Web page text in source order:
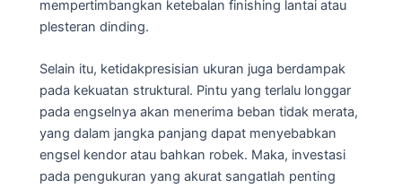
mempertimbangkan ketebalan finishing lantai atau
plesteran dinding.
Selain itu, ketidakpresisian ukuran juga berdampak
pada kekuatan struktural. Pintu yang terlalu longgar
pada engselnya akan menerima beban tidak merata,
yang dalam jangka panjang dapat menyebabkan
engsel kendor atau bahkan robek. Maka, investasi
pada pengukuran yang akurat sangatlah penting